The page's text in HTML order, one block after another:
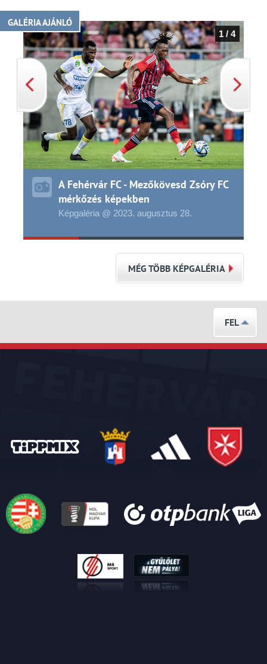
GALÉRIA AJÁNLÓ
A Fehérvár FC - Mezőkövesd Zsóry FC
mérkőzés képekben
Képgaléria @ 2023. augusztus 28.
1 / 4
MÉG TÖBB KÉPGALÉRIA
FEL